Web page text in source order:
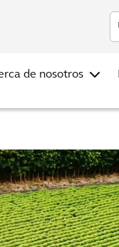
de nosotros